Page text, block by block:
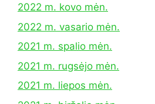
2022 m. kovo mėn.
2022 m. vasario mėn.
2021 m. spalio mėn.
2021 m. rugsėjo mėn.
2021 m. liepos mėn.